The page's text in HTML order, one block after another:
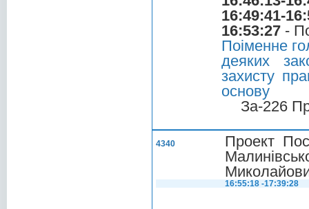
16:49:41-
16:53:27 -
Поіменне
деяких
захисту
основу
За-226
4340
Проект
16:55:18 -17:39:28